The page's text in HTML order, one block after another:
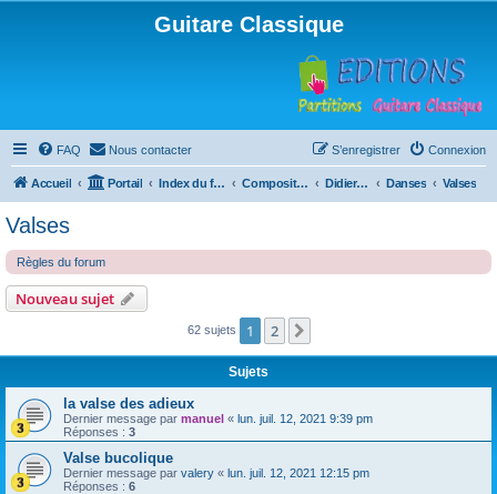
Guitare Classique
FAQ Nous contacter Connexion
S’enregistrer
Accueil Portail Index du forum Compositions Didierland Danses Valses
Valses
Règles du forum
Nouveau sujet
62 sujets 1 2
Sujets
la valse des adieux
Dernier message par manuel « lun. juil. 12, 2021 9:39 pm
Réponses : 3
Valse bucolique
Dernier message par valery « lun. juil. 12, 2021 12:15 pm
Réponses : 6